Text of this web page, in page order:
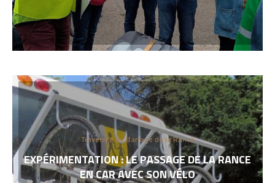
Traversée du Barrage de la Rance
EXPÉRIMENTATION : LE PASSAGE DE LA RANCE
EN CAR AVEC SON VÉLO